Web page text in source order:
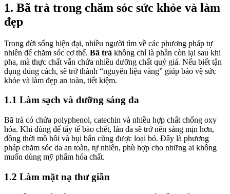
1. Bã trà trong chăm sóc sức khỏe và làm
đẹp
Trong đời sống hiện đại, nhiều người tìm về các phương pháp tự
nhiên để chăm sóc cơ thể. Bã trà không chỉ là phần còn lại sau khi
pha, mà thực chất vẫn chứa nhiều dưỡng chất quý giá. Nếu biết tận
dụng đúng cách, sẽ trở thành “nguyên liệu vàng” giúp bảo vệ sức
khỏe và làm đẹp an toàn, tiết kiệm.
1.1 Làm sạch và dưỡng sáng da
Bã trà có chứa polyphenol, catechin và nhiều hợp chất chống oxy
hóa. Khi dùng để tẩy tế bào chết, làn da sẽ trở nên sáng mịn hơn,
đồng thời mồ hôi và bụi bẩn cũng được loại bỏ. Đây là phương
pháp chăm sóc da an toàn, tự nhiên, phù hợp cho những ai không
muốn dùng mỹ phẩm hóa chất.
1.2 Làm mặt nạ thư giãn